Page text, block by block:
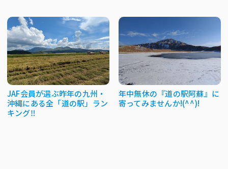
JAF会員が選ぶ昨年の九州・
沖縄にある全「道の駅」ラン
キング‼
年中無休の『道の駅阿蘇』に
寄ってみませんか!(^^)!